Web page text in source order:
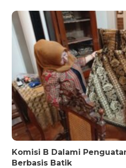
Komisi B Dalami
Berbasis Batik